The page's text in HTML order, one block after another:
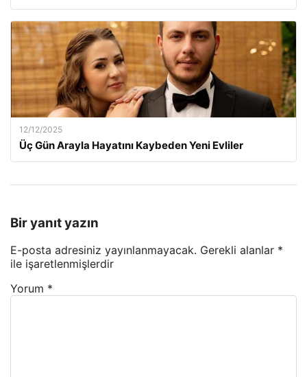
12/12/2025
Üç Gün Arayla Hayatını Kaybeden Yeni Evliler
Bir yanıt yazın
E-posta adresiniz yayınlanmayacak. Gerekli alanlar *
ile işaretlenmişlerdir
Yorum *